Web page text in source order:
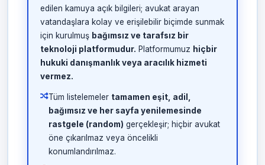
edilen kamuya açık bilgileri; avukat arayan
vatandaşlara kolay ve erişilebilir biçimde sunmak
için kurulmuş bağımsız ve tarafsız bir
teknoloji platformudur. Platformumuz hiçbir
hukuki danışmanlık veya aracılık hizmeti
vermez.
Tüm listelemeler tamamen eşit, adil,
bağımsız ve her sayfa yenilemesinde
rastgele (random) gerçekleşir; hiçbir avukat
öne çıkarılmaz veya öncelikli
konumlandırılmaz.